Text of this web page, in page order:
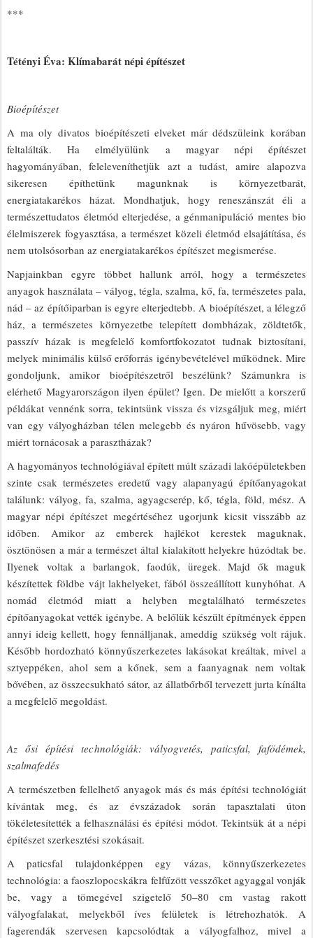
***
Tétényi Éva: Klímabarát népi építészet
Bioépítészet
A ma oly divatos bioépítészeti elveket már dédszüleink korában
feltalálták. Ha elmélyülünk a magyar népi építészet
hagyományában, feleleveníthetjük azt a tudást, amire alapozva
sikeresen építhetünk magunknak is környezetbarát,
energiatakarékos házat. Mondhatjuk, hogy reneszánszát éli a
természettudatos életmód elterjedése, a génmanipuláció mentes bio
élelmiszerek fogyasztása, a természet közeli életmód elsajátítása, és
nem utolsósorban az energiatakarékos építészet megismerése.
Napjainkban egyre többet hallunk arról, hogy a természetes
anyagok használata – vályog, tégla, szalma, kő, fa, természetes pala,
nád – az építőiparban is egyre elterjedtebb. A bioépítészet, a lélegző
ház, a természetes környezetbe telepített dombházak, zöldtetők,
passzív házak is megfelelő komfortfokozatot tudnak biztosítani,
melyek minimális külső erőforrás igénybevételével működnek. Mire
gondoljunk, amikor bioépítészetről beszélünk? Számunkra is
elérhető Magyarországon ilyen épület? Igen. De mielőtt a korszerű
példákat vennénk sorra, tekintsünk vissza és vizsgáljuk meg, miért
van egy vályogházban télen melegebb és nyáron hűvösebb, vagy
miért tornácosak a parasztházak?
A hagyományos technológiával épített múlt századi lakóépületekben
szinte csak természetes eredetű vagy alapanyagú építőanyagokat
találunk: vályog, fa, szalma, agyagcserép, kő, tégla, föld, mész. A
magyar népi építészet megértéséhez ugorjunk kicsit visszább az
időben. Amikor az emberek hajlékot kerestek maguknak,
ösztönösen a már a természet által kialakított helyekre húzódtak be.
Ilyenek voltak a barlangok, faodúk, üregek. Majd ők maguk
készítettek földbe vájt lakhelyeket, fából összeállított kunyhóhat. A
nomád életmód miatt a helyben megtalálható természetes
építőanyagokat vették igénybe. A belőlük készült építmények éppen
annyi ideig kellett, hogy fennálljanak, ameddig szükség volt rájuk.
Később hordozható könnyűszerkezetes lakásokat kreáltak, mivel a
sztyeppéken, ahol sem a kőnek, sem a faanyagnak nem voltak
bővében, az összecsukható sátor, az állatbőrből tervezett jurta kínálta
a megfelelő megoldást.
Az ősi építési technológiák: vályogvetés, paticsfal, fafödémek,
szalmafedés
A természetben fellelhető anyagok más és más építési technológiát
kívántak meg, és az évszázadok során tapasztalati úton
tökéletesítették a felhasználási és építési módot. Tekintsük át a népi
építészet szerkesztési szokásait.
A paticsfal tulajdonképpen egy vázas, könnyűszerkezetes
technológia: a faoszlopocskákra felfűzött vesszőket agyaggal vonják
be, vagy a tömegével szigetelő 50–80 cm vastag rakott
vályogfalakat, melyekből íves felületek is létrehozhatók. A
fagerendák szervesen kapcsolódtak a vályogfalhoz, mivel a